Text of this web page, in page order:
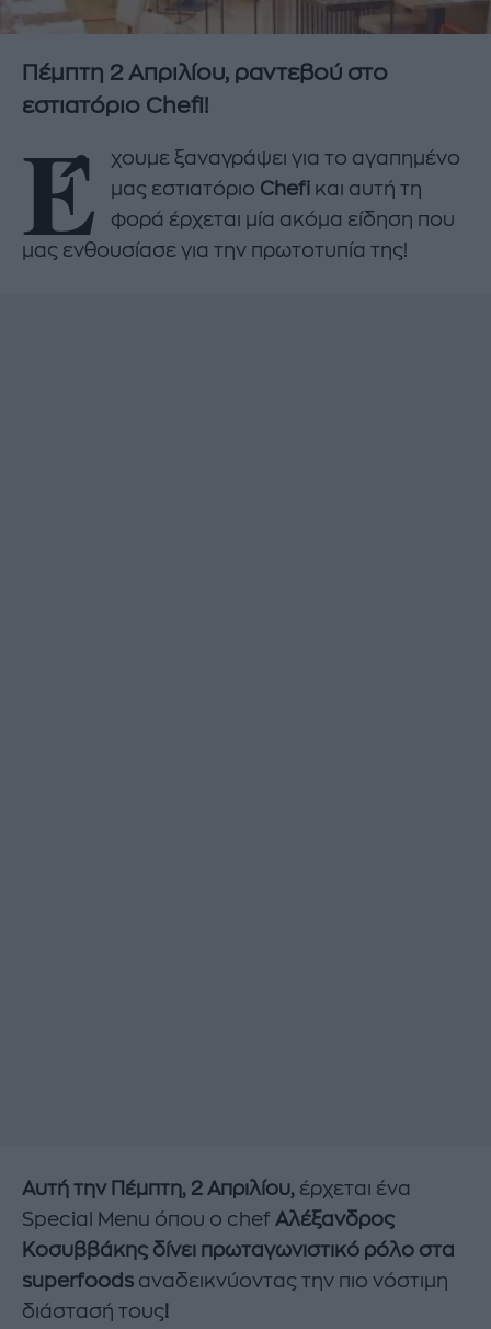
Πέμπτη 2 Απριλίου, ραντεβού στο
εστιατόριο Chefi!
Έ
χουμε ξαναγράψει για το αγαπημένο
μας εστιατόριο Chefi και αυτή τη
φορά έρχεται μία ακόμα είδηση που
μας ενθουσίασε για την πρωτοτυπία της!
Αυτή την Πέμπτη, 2 Απριλίου, έρχεται ένα
Special Menu όπου ο chef Αλέξανδρος
Κοσυββάκης δίνει πρωταγωνιστικό ρόλο στα
superfoods αναδεικνύοντας την πιο νόστιμη
διάστασή τους!